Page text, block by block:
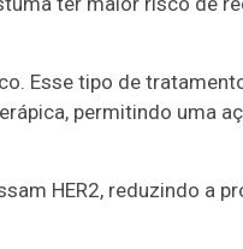
Esse tipo de
permitindo uma
HER2, reduzindo a